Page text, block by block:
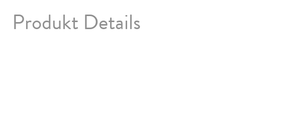
Produkt Details